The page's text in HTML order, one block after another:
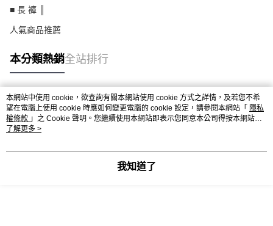
■ 長 褲 ║
人氣商品推薦
本分類熱銷全站排行
熱門標籤
本網站中使用 cookie，欲查詢有關本網站使用 cookie 方式之詳情，及若您不希
望在電腦上使用 cookie 時應如何變更電腦的 cookie 設定，請參閱本網站「 隱私
權條款 」之 Cookie 聲明。您繼續使用本網站即表示您同意本公司得按本網站使
用條款之 Cookie 聲明使用 cookie。
了解更多 >
我知道了